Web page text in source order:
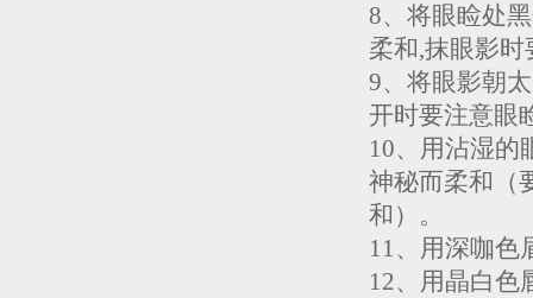
8、将眼睑处
柔和,抹眼影
9、将眼影朝
开时要注意眼
10、用沾湿的
神秘而柔和（
和）。
11、用深咖色
12、用晶白色